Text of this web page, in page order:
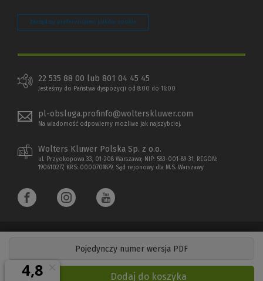
Pojedynczy numer wersja PDF
Dodaj do koszyka
Zarządzaj preferencjami plików cookie
22 535 88 00 lub 801 04 45 45
Jesteśmy do Państwa dyspozycji od 8:00 do 16:00
pl-obsluga.profinfo@wolterskluwer.com
Na wiadomość odpowiemy możliwe jak najszybciej.
Wolters Kluwer Polska Sp. z o.o.
ul. Przyokopowa 33, 01-208 Warszawa; NIP: 583-001-89-31, REGON:
190610277, KRS: 0000709879, Sąd rejonowy dla M.S. Warszawy
Copyright 1997 - 2026 Wolters Kluwer Polska Sp. z o.o.